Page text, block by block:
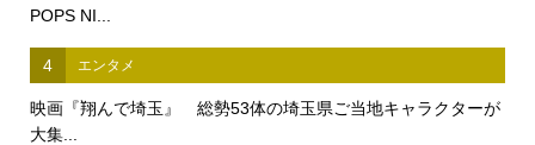
POPS NI...
4 エンタメ
映画『翔んで埼玉』 総勢53体の埼玉県ご当地キャラクターが
大集...